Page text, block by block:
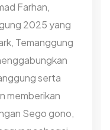
Farhan,
2025 yang
Temanggung
serta
memberikan
Sego gono,